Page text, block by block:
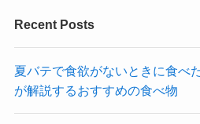
Recent Posts
夏バテで食欲がないときに食べ
が解説するおすすめの食べ物